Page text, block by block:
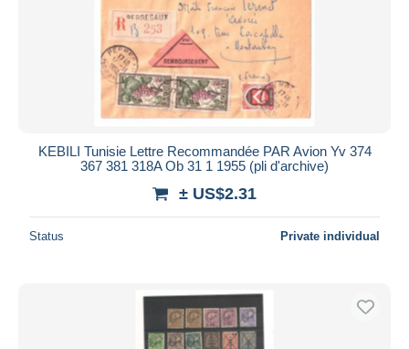
KEBILI Tunisie Lettre Recommandée PAR Avion Yv 374
367 381 318A Ob 31 1 1955 (pli d'archive)
± US$2.31
Status Private individual